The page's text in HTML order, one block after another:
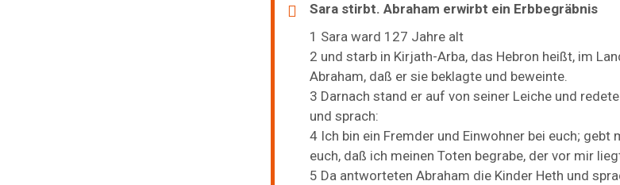
Sara stirbt. Abraham erwirbt ein Erbbegräbnis
1 Sara ward 127 Jahre alt
2 und starb in Kirjath-Arba, das Hebron heißt, im
Abraham, daß er sie beklagte und beweinte.
3 Darnach stand er auf von seiner Leiche und redete
und sprach:
4 Ich bin ein Fremder und Einwohner bei euch; gebt
euch, daß ich meinen Toten begrabe, der vor mir
5 Da antworteten Abraham die Kinder Heth und